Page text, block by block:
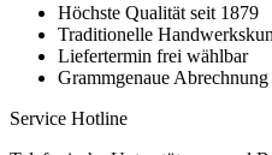
Höchste Qualität seit 1879
Traditionelle
Liefertermin frei wählbar
Grammgenaue Abrechnung
Service Hotline